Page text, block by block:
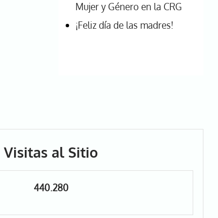
Mujer y Género en la CRG
¡Feliz día de las madres!
Visitas al Sitio
440.280